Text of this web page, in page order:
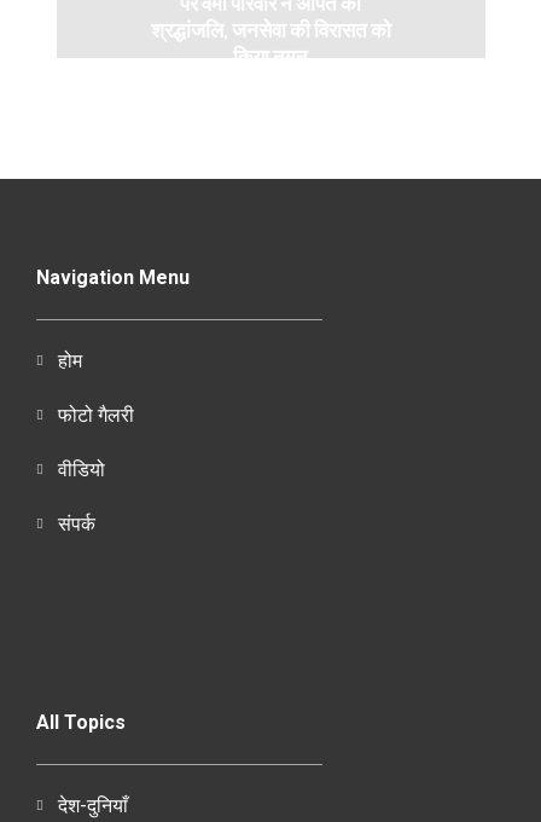
श्रद्धांजलि, जनसेवा की विरासत को
किया नमन
Navigation Menu
होम
फोटो गैलरी
वीडियो
संपर्क
All Topics
देश-दुनियाँ